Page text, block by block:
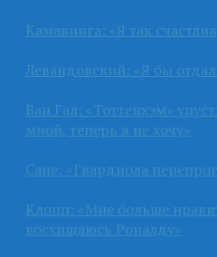
Камавинга: «Я так
Левандовский: «Я бы
Ван Гал: «Тоттенхэм»
мной, теперь я не хочу»
Сане: «Гвардиола
Клопп: «Мне больше
восхищаюсь Роналду»